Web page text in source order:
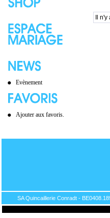
Evènement
Ajouter aux favoris.
Il
SA Quincaillerie Conradt -